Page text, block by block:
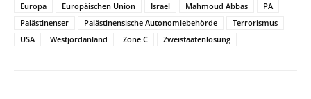
Europa
Europäischen Union Israel Mahmoud Abbas
PA
Palästinenser
Palästinensische Autonomiebehörde
Terrorismus
USA
Westjordanland Zone C Zweistaatenlösung